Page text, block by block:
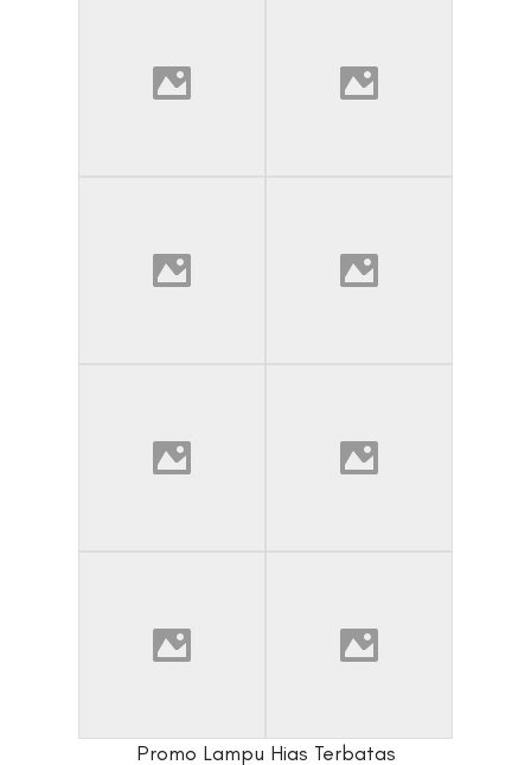
Promo Lampu Hias Terbatas